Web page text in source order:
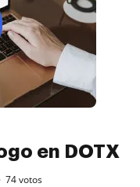
en DOTX
74votos